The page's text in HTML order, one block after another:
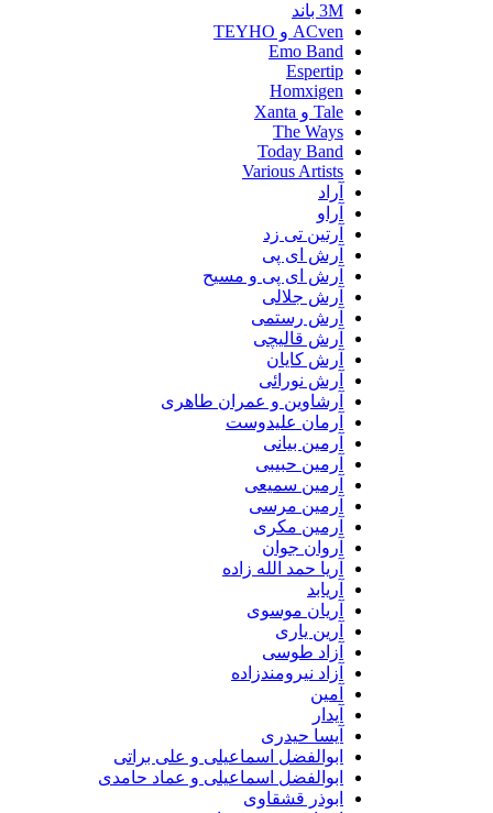
3M باند
ACven و TEYHO
Emo Band
Espertip
Homxigen
Tale و Xanta
The Ways
Today Band
Various Artists
آراد
آراو
آرتین تی زد
آرش ای پی
آرش ای پی و مسیح
آرش جلالی
آرش رستمی
آرش قالیچی
آرش کایان
آرش نورائی
آرشاوین و عمران طاهری
آرمان علیدوست
آرمین بیانی
آرمین حبیبی
آرمین سمیعی
آرمین مرسی
آرمین مکری
آروان جوان
آریا حمد الله زاده
آریابد
آریان موسوی
آرین یاری
آزاد طوسی
آزاد نیرومندزاده
آمین
آیدار
آیسا حیدری
ابوالفضل اسماعیلی و علی براتی
ابوالفضل اسماعیلی و عماد حامدی
ابوذر قشقاوی